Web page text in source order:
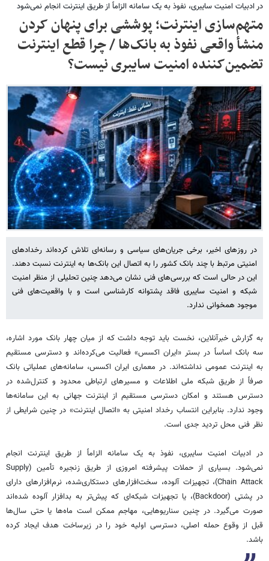
در ادبیات امنیت سایبری، نفوذ به یک سامانه الزاماً از طریق اینترنت انجام نمی‌شود
متهم‌سازی اینترنت؛ پوششی برای پنهان کردن
منشأ واقعی نفوذ به بانک‌ها / چرا قطع اینترنت
تضمین‌کننده امنیت سایبری نیست؟
در روزهای اخیر، برخی جریان‌های سیاسی و رسانه‌ای تلاش کرده‌اند رخدادهای
امنیتی مرتبط با چند بانک کشور را به اتصال این بانک‌ها به اینترنت نسبت دهند.
این در حالی است که بررسی‌های فنی نشان می‌دهد چنین تحلیلی از منظر امنیت
شبکه و امنیت سایبری فاقد پشتوانه کارشناسی است و با واقعیت‌های فنی
موجود همخوانی ندارد.
به گزارش خبرآنلاین، نخست باید توجه داشت که از میان چهار بانک مورد اشاره،
سه بانک اساساً در بستر «ایران اکسس» فعالیت می‌کرده‌اند و دسترسی مستقیم
به اینترنت عمومی نداشته‌اند. در معماری ایران اکسس، سامانه‌های عملیاتی بانک
صرفاً از طریق شبکه ملی اطلاعات و مسیرهای ارتباطی محدود و کنترل‌شده در
دسترس هستند و امکان دسترسی مستقیم از اینترنت جهانی به این سامانه‌ها
وجود ندارد. بنابراین انتساب رخداد امنیتی به «اتصال اینترنت» در چنین شرایطی از
نظر فنی محل تردید جدی است.
در ادبیات امنیت سایبری، نفوذ به یک سامانه الزاماً از طریق اینترنت انجام
نمی‌شود. بسیاری از حملات پیشرفته امروزی از طریق زنجیره تأمین (Supply
Chain Attack)، تجهیزات آلوده، سخت‌افزارهای دستکاری‌شده، نرم‌افزارهای دارای
در پشتی (Backdoor)، یا تجهیزات شبکه‌ای که پیش‌تر به بدافزار آلوده شده‌اند
صورت می‌گیرد. در چنین سناریوهایی، مهاجم ممکن است ماه‌ها یا حتی سال‌ها
قبل از وقوع حمله اصلی، دسترسی اولیه خود را در زیرساخت هدف ایجاد کرده
باشد.